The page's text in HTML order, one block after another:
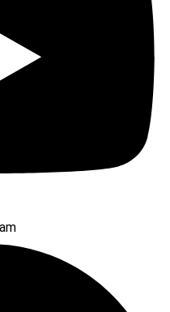
Telegram